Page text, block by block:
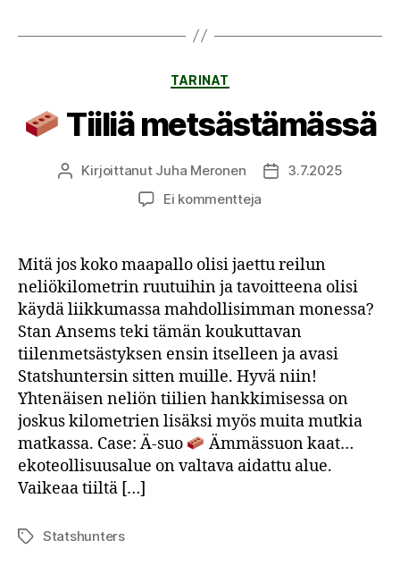
Kategoriat
TARINAT
Tiiliä metsästämässä
Kirjoittaja
Kirjoittanut Juha Meronen Julkaisupäivämäärä
3.7.2025
Ei kommentteja
metsästämässä
Mitä jos koko maapallo olisi jaettu reilun
neliökilometrin ruutuihin ja tavoitteena olisi
käydä liikkumassa mahdollisimman monessa?
Stan Ansems teki tämän koukuttavan
tiilenmetsästyksen ensin itselleen ja avasi
Statshuntersin sitten muille. Hyvä niin!
Yhtenäisen neliön tiilien hankkimisessa on
joskus kilometrien lisäksi myös muita mutkia
matkassa. Case: Ä-suo
Ämmässuon kaat…
ekoteollisuusalue on valtava aidattu alue.
Vaikeaa tiiltä […]
Avainsanat
Statshunters